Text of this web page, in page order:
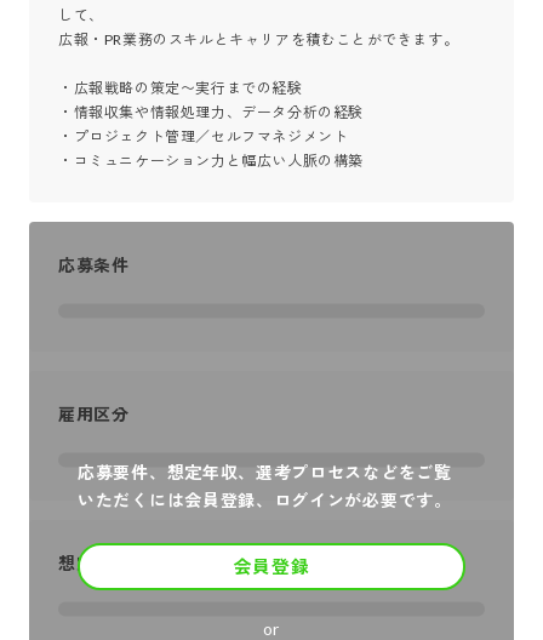
して、
広報・PR業務のスキルとキャリアを積むことができます。
・広報戦略の策定〜実行までの経験
・情報収集や情報処理力、データ分析の経験
・プロジェクト管理／セルフマネジメント
・コミュニケーション力と幅広い人脈の構築
応募要件、想定年収、選考プロセスなどをご覧
いただくには会員登録、ログインが必要です。
会員登録
or
応募条件
雇用区分
想定年収